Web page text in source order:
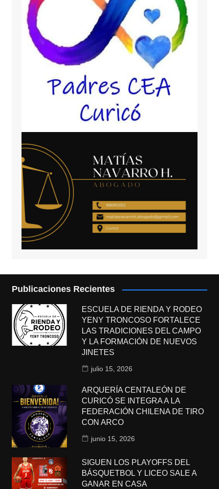
Publicaciones Recientes
ESCUELA DE RIENDA Y RODEO
YENY TRONCOSO FORTALECE
LAS TRADICIONES DEL CAMPO
Y LA FORMACIÓN DE NUEVOS
JINETES
julio 15, 2026
ARQUERÍA CENTALEÓN DE
CURICÓ SE INTEGRA A LA
FEDERACIÓN CHILENA DE TIRO
CON ARCO
junio 15, 2026
SIGUEN LOS PLAYOFFS DEL
BÁSQUETBOL Y LICEO SALE A
GANAR EN CASA